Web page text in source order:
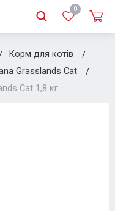
0
Корм для котів
Grasslands Cat
Cat 1,8 кг